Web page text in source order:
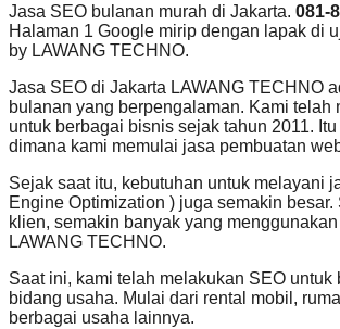
Jasa SEO bulanan murah di Jakarta. 081-
Halaman 1 Google mirip dengan lapak di
by LAWANG TECHNO.
Jasa SEO di Jakarta LAWANG TECHNO
bulanan yang berpengalaman. Kami telah
untuk berbagai bisnis sejak tahun 2011.
dimana kami memulai jasa pembuatan
Sejak saat itu, kebutuhan untuk melayani
Engine Optimization ) juga semakin
klien, semakin banyak yang
LAWANG TECHNO.
Saat ini, kami telah melakukan SEO untuk
bidang usaha. Mulai dari rental mobil,
berbagai usaha lainnya.